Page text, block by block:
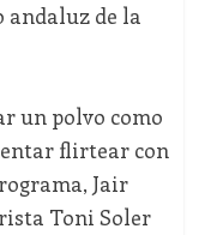
andaluz de la
un polvo como
flirtear con
Jair
Toni Soler